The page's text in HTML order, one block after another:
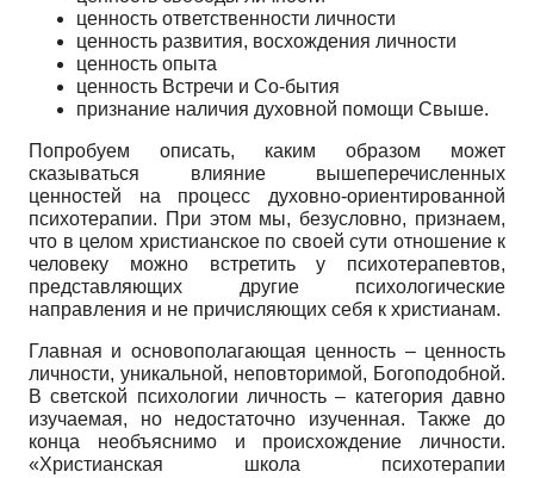
ценность ответственности личности
ценность развития, восхождения личности
ценность опыта
ценность Встречи и Со-бытия
признание наличия духовной помощи Свыше.
Попробуем описать, каким образом может
сказываться влияние вышеперечисленных
ценностей на процесс духовно-ориентированной
психотерапии. При этом мы, безусловно, признаем,
что в целом христианское по своей сути отношение к
человеку можно встретить у психотерапевтов,
представляющих другие психологические
направления и не причисляющих себя к христианам.
Главная и основополагающая ценность – ценность
личности, уникальной, неповторимой, Богоподобной.
В светской психологии личность – категория давно
изучаемая, но недостаточно изученная. Также до
конца необъяснимо и происхождение личности.
«Христианская школа психотерапии